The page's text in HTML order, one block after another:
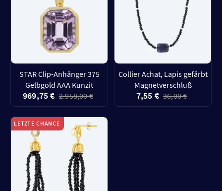
STAR Clip-Anhänger 375
Gelbgold AAA Kunzit
969,75 € 2.958,00 €
Collier Achat, Lapis gefärbt
Magnetverschluß
7,55 € 36,00 €
LETZTE CHANCE